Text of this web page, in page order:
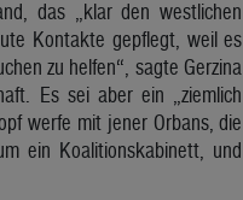
das „klar den westlichen
Kontakte gepflegt, weil es
zu helfen“, sagte Gerzina
Es sei aber ein „ziemlich
werfe mit jener Orbans, die
ein Koalitionskabinett, und